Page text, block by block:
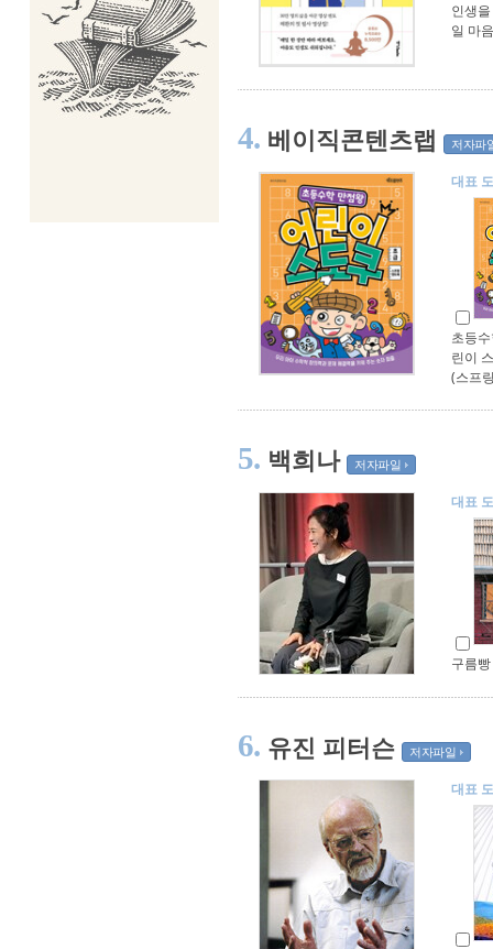
인생
일 마
4. 베이직콘텐츠랩 저자파
대표
초등
린이
(스프
5. 백희나 저자파일
대표
구름빵
6. 유진 피터슨 저자파일
대표